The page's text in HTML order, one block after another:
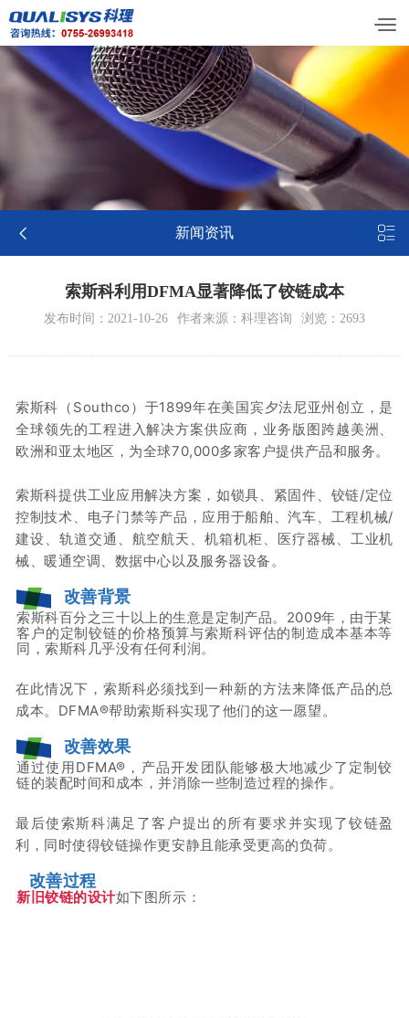
 新闻资讯 
索斯科利用DFMA显著降低了铰链成本
发布时间：2021-10-26 作者来源：科理咨询 浏览：2693
索斯科（ Southco ）于1899年在美国宾夕法尼亚州创立，是
全球领先的工程进入解决方案供应商，业务版图跨越美洲、
欧洲和亚太地区，为全球70,000多家客户提供产品和服务。
索斯科提供工业应用解决方案，如锁具、紧固件、铰链/定位
控制技术、电子门禁等产品，应用于船舶、汽车、工程机械/
建设、轨道交通、航空航天、机箱机柜、医疗器械、工业机
械、暖通空调、数据中心以及服务器设备。
改善背景
索斯科百分之三十以上的生意是定制产品。 2009年，由于某
客户的定制铰链的价格预算与索斯科评估的制造成本基本等
同，索斯科几乎没有任何利润。
在此情况下，索斯科必须找到一种新的方法来降低产品的总
成本。DFMA®帮助索斯科实现了他们的这一愿望。
改善效果
通过使用DFMA®，产品开发团队能够极大地减少了定制铰
链的装配时间和成本，并消除一些制造过程的操作。
最后使索斯科满足了客户提出的所有要求并实现了铰链盈
利，同时使得铰链操作更安静且能承受更高的负荷。
改善过程
新旧铰链的设计如下图所示：